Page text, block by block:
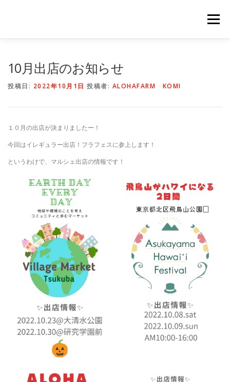
メニュー
10月出店のお知らせ
投稿日: 2022年10月1日 投稿者: ALOHAFARM KOMI
１０月の出店が決まりましたー！
今回はイレギュラー出店！フラフェスに参上します！
というわけで、マルシェ出店の情報です！